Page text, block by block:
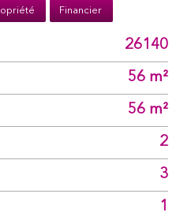
Financier
26140
56 m²
56 m²
2
3
1